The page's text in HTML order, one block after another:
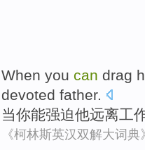
When you can drag
devoted father.
当你能强迫他远离工
《柯林斯英汉双解大词典》